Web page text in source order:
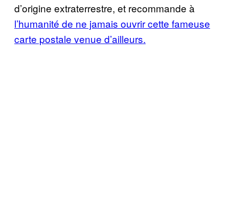
d’origine extraterrestre, et recommande à
l’humanité de ne jamais ouvrir cette fameuse
carte postale venue d’ailleurs.